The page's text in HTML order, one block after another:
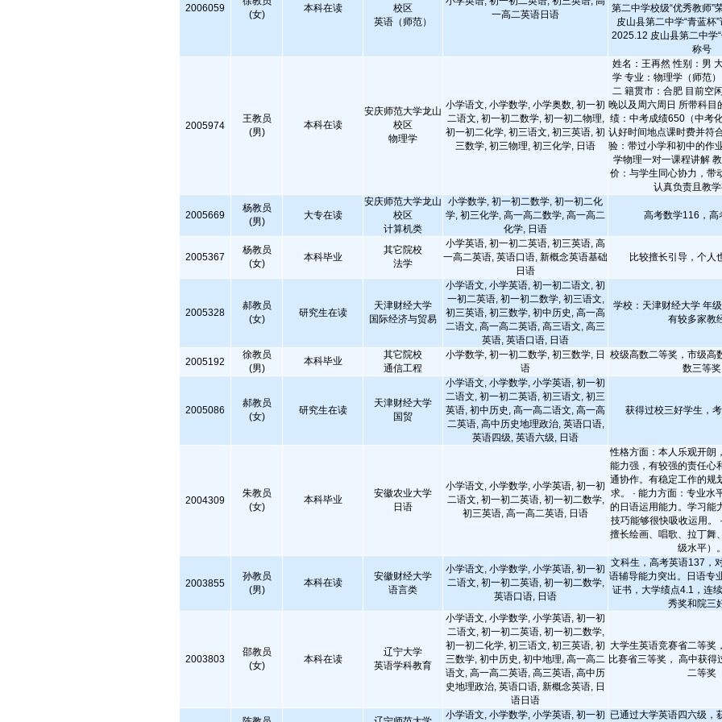
2006059
(女)
本科在读
校区
英语（师范）
一高二英语日语
第二中学校级“优秀教师”
皮山县第二中学“青蓝杯
2025.12 皮山县第二中学
称号
2005974
王教员
(男)
本科在读
安庆师范大学龙山
校区
物理学
小学语文, 小学数学, 小学奥数, 初一初
二语文, 初一初二数学, 初一初二物理,
初一初二化学, 初三语文, 初三英语, 初
三数学, 初三物理, 初三化学, 日语
姓名：王再然 性别：男
学 专业：物理学（师范
二 籍贯市：合肥 目前空
晚以及周六周日 所带科目
绩：中考成绩650（中考
认好时间地点课时费并符
验：带过小学和初中的作
学物理一对一课程讲解
价：与学生同心协力，带
认真负责且教
2005669
杨教员
(男)
大专在读
安庆师范大学龙山
校区
计算机类
小学数学, 初一初二数学, 初一初二化
学, 初三化学, 高一高二数学, 高一高二
化学, 日语
高考数学116，高
2005367
杨教员
(女)
本科毕业
其它院校
法学
小学英语, 初一初二英语, 初三英语, 高
一高二英语, 英语口语, 新概念英语基础
日语
比较擅长引导，个人
2005328
郝教员
(女)
研究生在读
天津财经大学
国际经济与贸易
小学语文, 小学英语, 初一初二语文, 初
一初二英语, 初一初二数学, 初三语文,
初三英语, 初三数学, 初中历史, 高一高
二语文, 高一高二英语, 高三语文, 高三
英语, 英语口语, 日语
学校：天津财经大学 年
有较多家教
2005192
徐教员
(男)
本科毕业
其它院校
通信工程
小学数学, 初一初二数学, 初三数学, 日
语
校级高数二等奖，市级高
数三等奖
2005086
郝教员
(女)
研究生在读
天津财经大学
国贸
小学语文, 小学数学, 小学英语, 初一初
二语文, 初一初二英语, 初三语文, 初三
英语, 初中历史, 高一高二语文, 高一高
二英语, 高中历史地理政治, 英语口语,
英语四级, 英语六级, 日语
获得过校三好学生，
2004309
朱教员
(女)
本科毕业
安徽农业大学
日语
小学语文, 小学数学, 小学英语, 初一初
二语文, 初一初二英语, 初一初二数学,
初三英语, 高一高二英语, 日语
性格方面：本人乐观开朗
能力强，有较强的责任心
通协作。有稳定工作的规
求。 · 能力方面：专业水
的日语运用能力。学习能
技巧能够很快吸收运用。
擅长绘画、唱歌、拉丁舞
级水平）
2003855
孙教员
(男)
本科在读
安徽财经大学
语言类
小学语文, 小学数学, 小学英语, 初一初
二语文, 初一初二英语, 初一初二数学,
英语口语, 日语
文科生，高考英语137，
语辅导能力突出。日语专
证书，大学绩点4.1，连
秀奖和院三
2003803
邵教员
(女)
本科在读
辽宁大学
英语学科教育
小学语文, 小学数学, 小学英语, 初一初
二语文, 初一初二英语, 初一初二数学,
初一初二化学, 初三语文, 初三英语, 初
三数学, 初中历史, 初中地理, 高一高二
语文, 高一高二英语, 高三英语, 高中历
史地理政治, 英语口语, 新概念英语, 日
语日语
大学生英语竞赛省二等奖
比赛省三等奖， 高中获得
二等奖
小学语文, 小学数学, 小学英语, 初一初 已通过大学英语四六级，